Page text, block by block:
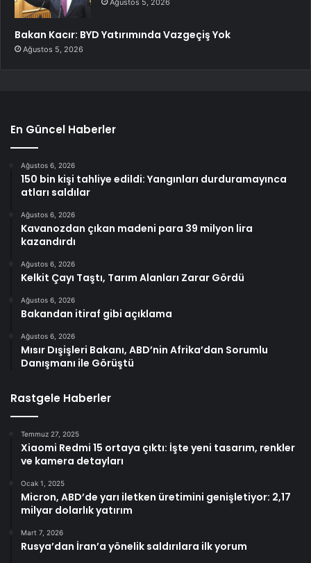
Ağustos 5, 2026
Bakan Kacır: BYD Yatırımında Vazgeçiş Yok
Ağustos 5, 2026
En Güncel Haberler
Ağustos 6, 2026
150 bin kişi tahliye edildi: Yangınları durduramayınca
atları saldılar
Ağustos 6, 2026
Kavanozdan çıkan madeni para 39 milyon lira
kazandırdı
Ağustos 6, 2026
Kelkit Çayı Taştı, Tarım Alanları Zarar Gördü
Ağustos 6, 2026
Bakandan itiraf gibi açıklama
Ağustos 6, 2026
Mısır Dışişleri Bakanı, ABD’nin Afrika’dan Sorumlu
Danışmanı ile Görüştü
Rastgele Haberler
Temmuz 27, 2025
Xiaomi Redmi 15 ortaya çıktı: İşte yeni tasarım, renkler
ve kamera detayları
Ocak 1, 2025
Micron, ABD’de yarı iletken üretimini genişletiyor: 2,17
milyar dolarlık yatırım
Mart 7, 2026
Rusya’dan İran’a yönelik saldırılara ilk yorum